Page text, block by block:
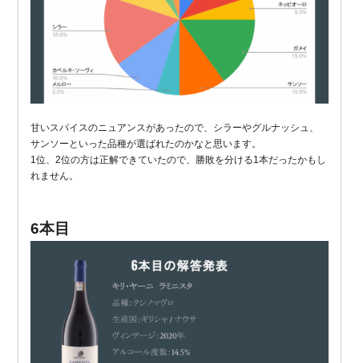
甘いスパイスのニュアンスがあったので、シラーやグルナッシュ、
サンソーといった品種が選ばれたのかなと思います。
1位、2位の方は正解できていたので、勝敗を分ける1本だったかもし
れません。
6本目